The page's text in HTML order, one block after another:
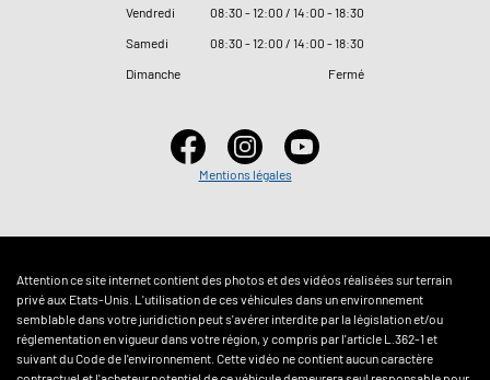
Vendredi
08:30 - 12:00 / 14:00 - 18:30
Samedi
08:30 - 12:00 / 14:00 - 18:30
Dimanche
Fermé
Mentions légales
Attention ce site internet contient des photos et des vidéos réalisées sur terrain
privé aux Etats-Unis. L'utilisation de ces véhicules dans un environnement
semblable dans votre juridiction peut s'avérer interdite par la législation et/ou
réglementation en vigueur dans votre région, y compris par l'article L.362-1 et
suivant du Code de l'environnement. Cette vidéo ne contient aucun caractère